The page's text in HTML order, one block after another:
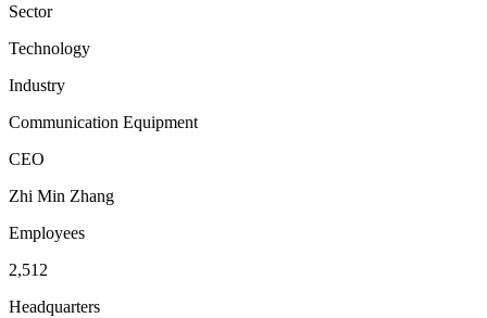
Sector
Technology
Industry
Communication Equipment
CEO
Zhi Min Zhang
Employees
2,512
Headquarters